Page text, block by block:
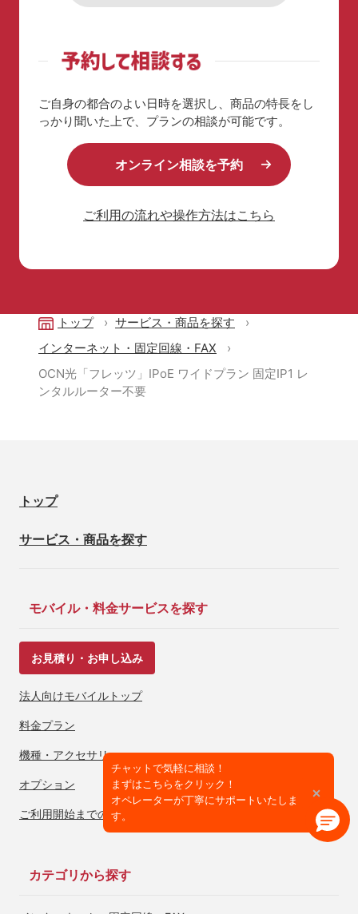
ご自身の都合のよい日時を選択し、商品の特長を し
っかり聞いた上で、プランの相談が可能です。
オンライン相談を予約
ご利用の流れや操作方法はこちら
トップ
サービス・商品を探す
インターネット・固定回線・FAX
OCN光「フレッツ」IPoE ワイドプラン 固定IP1 レ
ンタルルーター不要
トップ
サービス・商品を探す
モバイル・料金サービスを探す
お見積り・お申し込み
法人向けモバイルトップ
料金プラン
機種・アクセサリー
オプション
ご利用開始までの流れ
カテゴリから探す
チャットで気軽に相談！
まずはこちらをクリック！
オペレーターが丁寧にサポートいたしま
す。
テキストを展開
チャッ